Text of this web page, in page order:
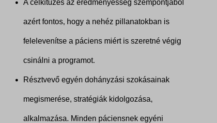
A célkitűzés az eredményesség szempontjából
azért fontos, hogy a nehéz pillanatokban is
felelevenítse a páciens miért is szeretné végig
csinálni a programot.
Résztvevő egyén dohányzási szokásainak
megismerése, stratégiák kidolgozása,
alkalmazása. Minden páciensnek egyéni